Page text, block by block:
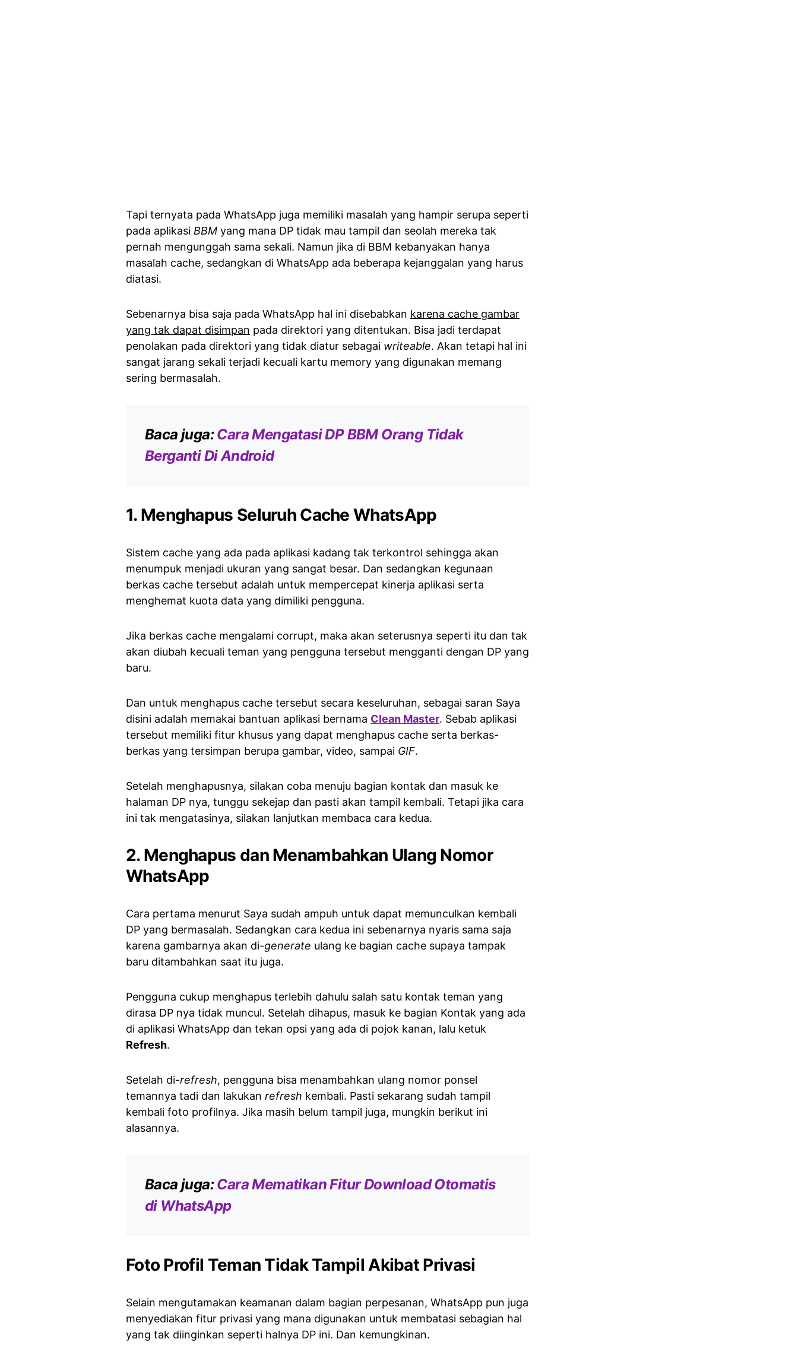
Tapi ternyata pada WhatsApp juga memiliki masalah yang hampir serupa seperti
pada aplikasi BBM yang mana DP tidak mau tampil dan seolah mereka tak
pernah mengunggah sama sekali. Namun jika di BBM kebanyakan hanya
masalah cache, sedangkan di WhatsApp ada beberapa kejanggalan yang harus
diatasi.
Sebenarnya bisa saja pada WhatsApp hal ini disebabkan karena cache gambar
yang tak dapat disimpan pada direktori yang ditentukan. Bisa jadi terdapat
penolakan pada direktori yang tidak diatur sebagai writeable. Akan tetapi hal ini
sangat jarang sekali terjadi kecuali kartu memory yang digunakan memang
sering bermasalah.
Baca juga:Cara Mengatasi DP BBM Orang Tidak
Berganti Di Android
1. Menghapus Seluruh Cache WhatsApp
Sistem cache yang ada pada aplikasi kadang tak terkontrol sehingga akan
menumpuk menjadi ukuran yang sangat besar. Dan sedangkan kegunaan
berkas cache tersebut adalah untuk mempercepat kinerja aplikasi serta
menghemat kuota data yang dimiliki pengguna.
Jika berkas cache mengalami corrupt, maka akan seterusnya seperti itu dan tak
akan diubah kecuali teman yang pengguna tersebut mengganti dengan DP yang
baru.
Dan untuk menghapus cache tersebut secara keseluruhan, sebagai saran Saya
disini adalah memakai bantuan aplikasi bernama Clean Master. Sebab aplikasi
tersebut memiliki fitur khusus yang dapat menghapus cache serta berkas-
berkas yang tersimpan berupa gambar, video, sampai GIF.
Setelah menghapusnya, silakan coba menuju bagian kontak dan masuk ke
halaman DP nya, tunggu sekejap dan pasti akan tampil kembali. Tetapi jika cara
ini tak mengatasinya, silakan lanjutkan membaca cara kedua.
2. Menghapus dan Menambahkan Ulang Nomor
WhatsApp
Cara pertama menurut Saya sudah ampuh untuk dapat memunculkan kembali
DP yang bermasalah. Sedangkan cara kedua ini sebenarnya nyaris sama saja
karena gambarnya akan di-generate ulang ke bagian cache supaya tampak
baru ditambahkan saat itu juga.
Pengguna cukup menghapus terlebih dahulu salah satu kontak teman yang
dirasa DP nya tidak muncul. Setelah dihapus, masuk ke bagian Kontak yang ada
di aplikasi WhatsApp dan tekan opsi yang ada di pojok kanan, lalu ketuk
Refresh.
Setelah di-refresh, pengguna bisa menambahkan ulang nomor ponsel
temannya tadi dan lakukan refresh kembali. Pasti sekarang sudah tampil
kembali foto profilnya. Jika masih belum tampil juga, mungkin berikut ini
alasannya.
Baca juga:Cara Mematikan Fitur Download Otomatis
di WhatsApp
Foto Profil Teman Tidak Tampil Akibat Privasi
Selain mengutamakan keamanan dalam bagian perpesanan, WhatsApp pun juga
menyediakan fitur privasi yang mana digunakan untuk membatasi sebagian hal
yang tak diinginkan seperti halnya DP ini. Dan kemungkinan.